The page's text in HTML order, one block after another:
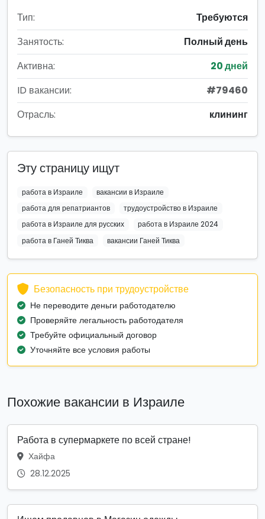
Тип:
Требуются
Занятость:
Полный день
Активна:
20 дней
ID вакансии:
#79460
Отрасль:
клининг
Эту страницу ищут
работа в Израиле
вакансии в Израиле
работа для репатриантов
трудоустройство в Израиле
работа в Израиле для русских
работа в Израиле 2024
работа в Ганей Тиква
вакансии Ганей Тиква
Безопасность при трудоустройстве
Не переводите деньги работодателю
Проверяйте легальность работодателя
Требуйте официальный договор
Уточняйте все условия работы
Похожие вакансии в Израиле
Работа в супермаркете по всей стране!
Хайфа
28.12.2025